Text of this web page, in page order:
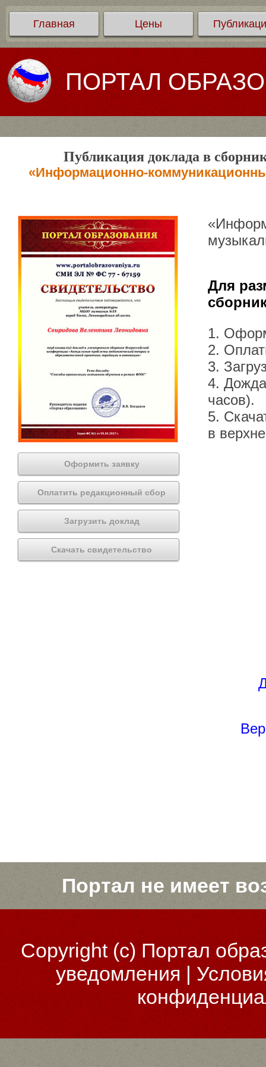
Главная Цены
ПОРТАЛ
Публикация доклада в
«Информационно-
Оформить заявку
Оплатить редакционный сбор
Загрузить доклад
Скачать свидетельство
Для
1.
2.
3.
4.
часов).
5.
в
Портал не имеет
Copyright (c)Портал
уведомления |